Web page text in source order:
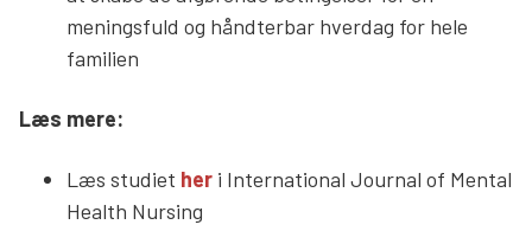
meningsfuld og håndterbar hverdag for hele
familien
Læs mere:
Læs studiet her i International Journal of Mental
Health Nursing